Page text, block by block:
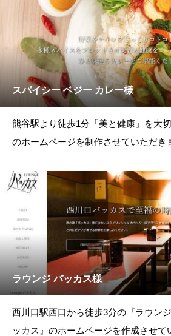
スパイシー ベジー カレー様
熊谷駅より徒歩1分「美と健康」を大
のホームページを制作させていただき
ラウンジ バッカス様
西川口駅西口から徒歩3分の『ラウン
ッカス』のホームページを作成させて